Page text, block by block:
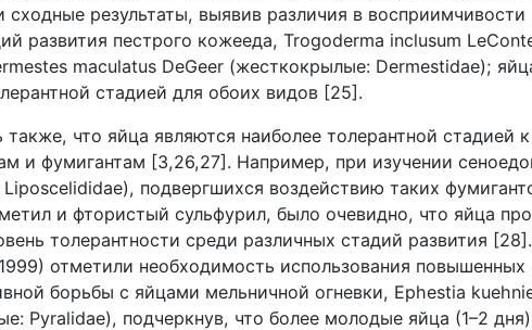
сходные результаты, выявив различия в
развития пестрого кожееда, Trogoderma inclusum
maculatus DeGeer (жесткокрылые: Dermestidae);
стадией для обоих видов [25].
что яйца являются наиболее толерантной стадией
и фумигантам [3,26,27]. Например, при изучении
Liposcelididae), подвергшихся воздействию таких
и фтористый сульфурил, было очевидно, что яйца
толерантности среди различных стадий развития
отметили необходимость использования повышенных
борьбы с яйцами мельничной огневки, Ephestia
Pyralidae), подчеркнув, что более молодые яйца (1–2